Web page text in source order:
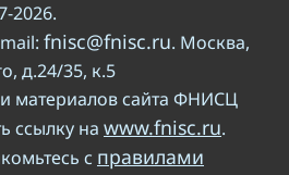
2026.
fnisc@fnisc.ru. Москва,
д.24/35, к.5
материалов сайта ФНИСЦ
ссылку на www.fnisc.ru.
с правилами